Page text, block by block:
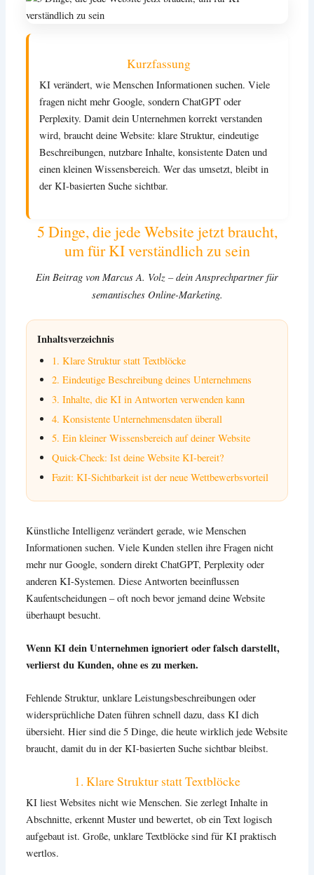
Kurzfassung
KI verändert, wie Menschen Informationen suchen. Viele
fragen nicht mehr Google, sondern ChatGPT oder
Perplexity. Damit dein Unternehmen korrekt verstanden
wird, braucht deine Website: klare Struktur, eindeutige
Beschreibungen, nutzbare Inhalte, konsistente Daten und
einen kleinen Wissensbereich. Wer das umsetzt, bleibt in
der KI-basierten Suche sichtbar.
5 Dinge, die jede Website jetzt braucht,
um für KI verständlich zu sein
Ein Beitrag von Marcus A. Volz – dein Ansprechpartner für
semantisches Online-Marketing.
Inhaltsverzeichnis
1. Klare Struktur statt Textblöcke
2. Eindeutige Beschreibung deines Unternehmens
3. Inhalte, die KI in Antworten verwenden kann
4. Konsistente Unternehmensdaten überall
5. Ein kleiner Wissensbereich auf deiner Website
Quick-Check: Ist deine Website KI-bereit?
Fazit: KI-Sichtbarkeit ist der neue Wettbewerbsvorteil
Künstliche Intelligenz verändert gerade, wie Menschen
Informationen suchen. Viele Kunden stellen ihre Fragen nicht
mehr nur Google, sondern direkt ChatGPT, Perplexity oder
anderen KI-Systemen. Diese Antworten beeinflussen
Kaufentscheidungen – oft noch bevor jemand deine Website
überhaupt besucht.
Wenn KI dein Unternehmen ignoriert oder falsch darstellt,
verlierst du Kunden, ohne es zu merken.
Fehlende Struktur, unklare Leistungsbeschreibungen oder
widersprüchliche Daten führen schnell dazu, dass KI dich
übersieht. Hier sind die 5 Dinge, die heute wirklich jede Website
braucht, damit du in der KI-basierten Suche sichtbar bleibst.
1. Klare Struktur statt Textblöcke
KI liest Websites nicht wie Menschen. Sie zerlegt Inhalte in
Abschnitte, erkennt Muster und bewertet, ob ein Text logisch
aufgebaut ist. Große, unklare Textblöcke sind für KI praktisch
wertlos.